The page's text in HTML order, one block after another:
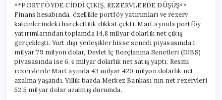
**PORTFÖYDE CİDDİ ÇIKIŞ, REZERVLERDE DÜŞÜŞ**
Finans hesabında, özellikle portföy yatırımları ve rezerv
kalemlerindeki hareketlilik dikkat çekti. Mart ayında portföy
yatırımlarından toplamda 14,8 milyar dolarlık net çıkış
gerçekleşti. Yurt dışı yerleşikler hisse senedi piyasasında 1
milyar 79 milyon dolar, Devlet İç Borçlanma Senetleri (DİBS)
piyasasında ise 6,4 milyar dolarlık net satış yaptı. Resmi
rezervlerde Mart ayında 43 milyar 420 milyon dolarlık net
azalma yaşandı. Yıllık bazda Merkez Bankası’nın net rezervleri
52,5 milyar dolar azalmış durumda.